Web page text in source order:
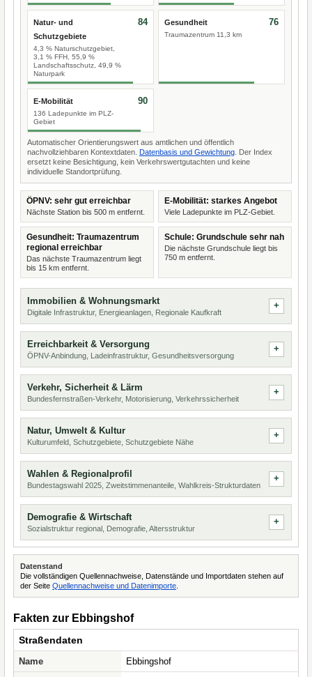
Natur- und
Schutzgebiete
4,3 % Naturschutzgebiet,
3,1 % FFH, 55,9 %
Landschaftsschutz, 49,9 %
Naturpark
84 Gesundheit
Traumazentrum 11,3 km
76
E-Mobilität
136 Ladepunkte im PLZ-
Gebiet
90
Automatischer Orientierungswert aus amtlichen und öffentlich
nachvollziehbaren Kontextdaten. Datenbasis und Gewichtung . Der Index
ersetzt keine Besichtigung, kein Verkehrswertgutachten und keine
individuelle Standortprüfung.
ÖPNV: sehr gut erreichbar
Nächste Station bis 500 m entfernt.
E-Mobilität: starkes Angebot
Viele Ladepunkte im PLZ-Gebiet.
Gesundheit: Traumazentrum
regional erreichbar
Das nächste Traumazentrum liegt
bis 15 km entfernt.
Schule: Grundschule sehr nah
Die nächste Grundschule liegt bis
750 m entfernt.
Immobilien & Wohnungsmarkt
Digitale Infrastruktur, Energieanlagen, Regionale Kaufkraft
Erreichbarkeit & Versorgung
ÖPNV-Anbindung, Ladeinfrastruktur, Gesundheitsversorgung
Verkehr, Sicherheit & Lärm
Bundesfernstraßen-Verkehr, Motorisierung, Verkehrssicherheit
Natur, Umwelt & Kultur
Kulturumfeld, Schutzgebiete, Schutzgebiete Nähe
Wahlen & Regionalprofil
Bundestagswahl 2025, Zweitstimmenanteile, Wahlkreis-Strukturdaten
Demografie & Wirtschaft
Sozialstruktur regional, Demografie, Altersstruktur
Datenstand
Die vollständigen Quellennachweise, Datenstände und Importdaten stehen auf
der Seite Quellennachweise und Datenimporte
Fakten zur Ebbingshof
Straßendaten
Name
Ebbingshof